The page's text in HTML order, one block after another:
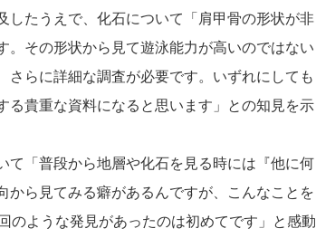
したうえで、化石について「肩甲骨の形状が非
。その形状から見て遊泳能力が高いのではない
さらに詳細な調査が必要です。いずれにしても
る貴重な資料になると思います」との知見を示
「普段から地層や化石を見る時には『他に何
から見てみる癖があるんですが、こんなことを
のような発見があったのは初めてです」と感動